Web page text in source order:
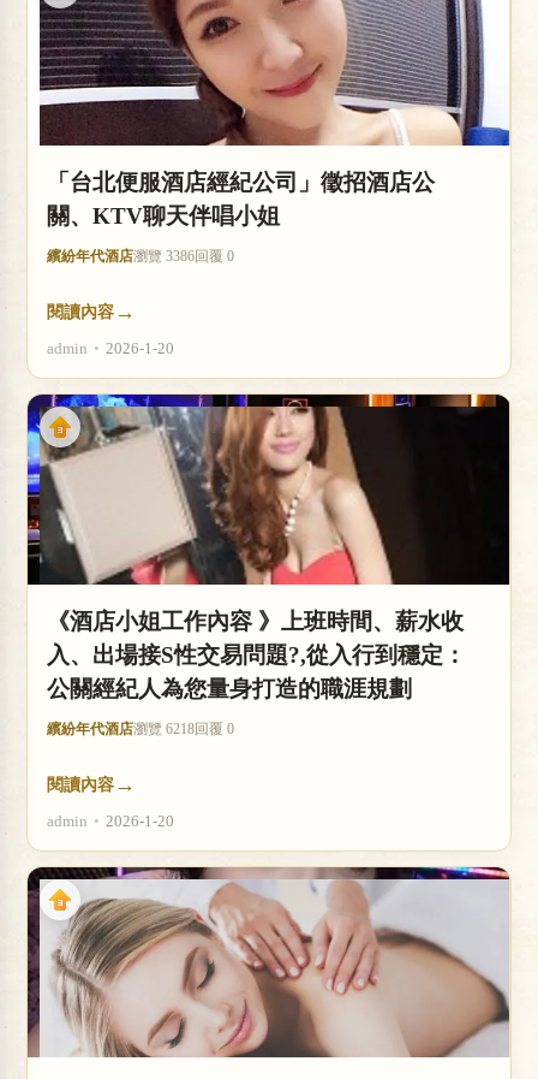
「台北便服酒店經紀公司」徵招酒店公
關、KTV聊天伴唱小姐
繽紛年代酒店瀏覽 3386回覆 0
閱讀內容 →
admin • 2026-1-20
《酒店小姐工作內容 》上班時間、薪水收
入、出場接S性交易問題?,從入行到穩定：
公關經紀人為您量身打造的職涯規劃
繽紛年代酒店瀏覽 6218回覆 0
閱讀內容 →
admin • 2026-1-20